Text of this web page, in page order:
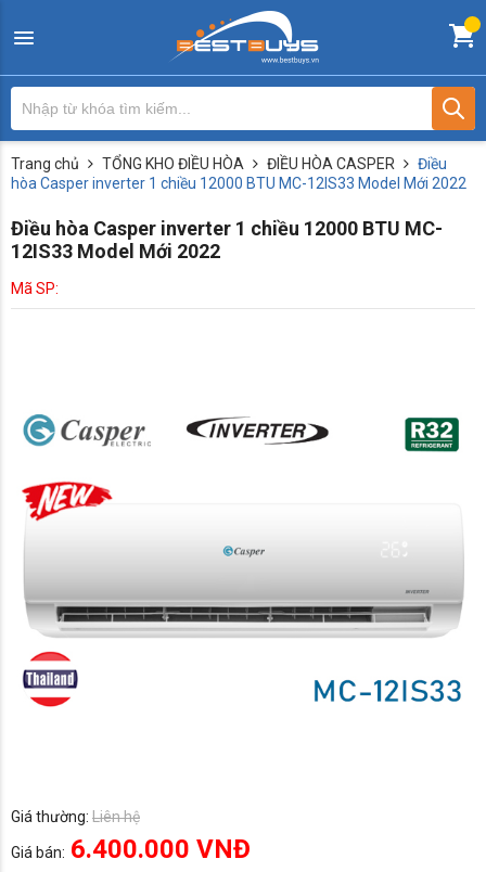
Trang chủ TỔNG KHO ĐIỀU HÒA ĐIỀU HÒA CASPER
Điều
hòa Casper inverter 1 chiều 12000 BTU MC-12IS33 Model Mới 2022
Điều hòa Casper inverter 1 chiều 12000 BTU MC-
12IS33 Model Mới 2022
Mã SP:
Giá thường: Liên hệ
Giá bán: 6.400.000 VNĐ